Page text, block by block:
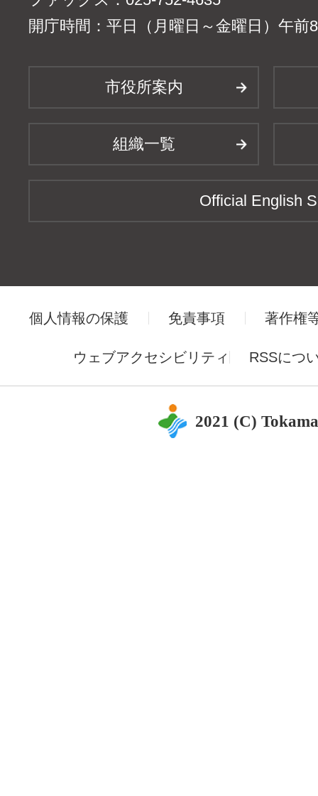
開庁時間：平日（月曜日～金曜日）午前
市役所案内
組織一覧
Official English
個人情報の保護 免責事項 著作権
ウェブアクセシビリティ RSSにつ
2021 (C)